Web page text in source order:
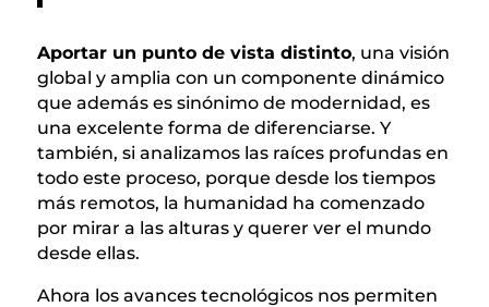
Aportar un punto de vista distinto, una visión
global y amplia con un componente dinámico
que además es sinónimo de modernidad, es
una excelente forma de diferenciarse. Y
también, si analizamos las raíces profundas en
todo este proceso, porque desde los tiempos
más remotos, la humanidad ha comenzado
por mirar a las alturas y querer ver el mundo
desde ellas.
Ahora los avances tecnológicos nos permiten